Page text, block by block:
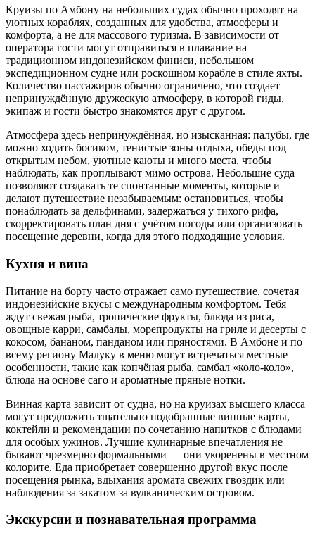
Круизы по Амбону на небольших судах обычно проходят на
уютных кораблях, созданных для удобства, атмосферы и
комфорта, а не для массового туризма. В зависимости от
оператора гости могут отправиться в плавание на
традиционном индонезийском финиси, небольшом
экспедиционном судне или роскошном корабле в стиле яхты.
Количество пассажиров обычно ограничено, что создает
непринуждённую дружескую атмосферу, в которой гиды,
экипаж и гости быстро знакомятся друг с другом.
Атмосфера здесь непринуждённая, но изысканная: палубы, где
можно ходить босиком, тенистые зоны отдыха, обеды под
открытым небом, уютные каюты и много места, чтобы
наблюдать, как проплывают мимо острова. Небольшие суда
позволяют создавать те спонтанные моменты, которые и
делают путешествие незабываемым: остановиться, чтобы
понаблюдать за дельфинами, задержаться у тихого рифа,
скорректировать план дня с учётом погоды или организовать
посещение деревни, когда для этого подходящие условия.
Кухня и вина
Питание на борту часто отражает само путешествие, сочетая
индонезийские вкусы с международным комфортом. Тебя
ждут свежая рыба, тропические фрукты, блюда из риса,
овощные карри, самбалы, морепродукты на гриле и десерты с
кокосом, бананом, панданом или пряностями. В Амбоне и по
всему региону Малуку в меню могут встречаться местные
особенности, такие как копчёная рыба, самбал «коло-коло»,
блюда на основе саго и ароматные пряные нотки.
Винная карта зависит от судна, но на круизах высшего класса
могут предложить тщательно подобранные винные карты,
коктейли и рекомендации по сочетанию напитков с блюдами
для особых ужинов. Лучшие кулинарные впечатления не
бывают чрезмерно формальными — они укоренены в местном
колорите. Еда приобретает совершенно другой вкус после
посещения рынка, вдыхания аромата свежих гвоздик или
наблюдения за закатом за вулканическим островом.
Экскурсии и познавательная программа